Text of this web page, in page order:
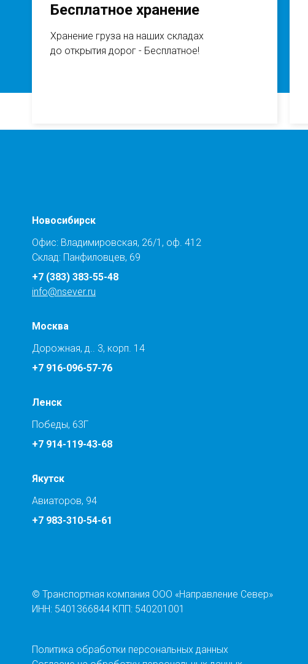
Бесплатное хранение
Хранение груза на наших складах
до открытия дорог - Бесплатное!
Новосибирск
Офис: Владимировская, 26/1, оф. 412
Склад: Панфиловцев, 69
+7 (383) 383-55-48
info@nsever.ru
Москва
Дорожная, д.. 3, корп. 14
+7 916-096-57-76
Ленск
Победы, 63Г
+7 914-119-43-68
Якутск
Авиаторов, 94
+7 983-310-54-61
© Транспортная компания ООО «Направление Север»
ИНН: 5401366844 КПП: 540201001
Политика обработки персональных данных